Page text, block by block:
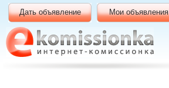
Дать объявление Мои объявления